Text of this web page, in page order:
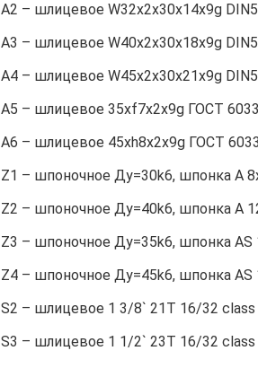
A2 – шлицевое W32х2х30х14х9g
A3 – шлицевое W40х2х30х18х9g
A4 – шлицевое W45х2х30х21х9g
A5 – шлицевое 35хf7х2х9g ГОСТ
A6 – шлицевое 45хh8х2х9g ГОСТ
Z1 – шпоночное Ду=30k6, шпонка А
Z2 – шпоночное Ду=40k6, шпонка А
Z3 – шпоночное Ду=35k6, шпонка АS
Z4 – шпоночное Ду=45k6, шпонка АS
S2 – шлицевое 1 3/8` 21T 16/32 class
S3 – шлицевое 1 1/2` 23T 16/32 class